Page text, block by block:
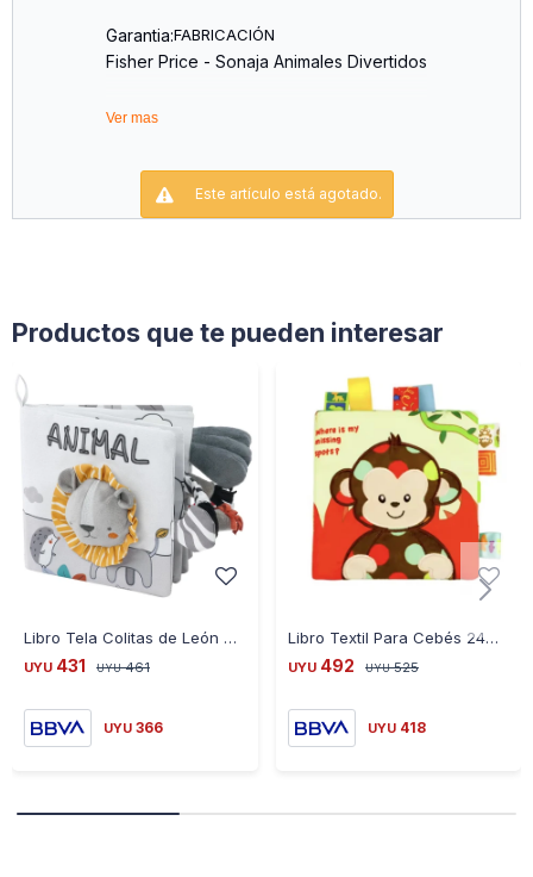
Garantia:FABRICACIÓN
Fisher Price - Sonaja Animales Divertidos
Ver mas
Este artículo está agotado.
Productos que te pueden interesar
Libro Tela Colitas de León para Bebé
UYU 431 UYU 461
UYU 366
Libro Textil Para Cebés 24QH04 Colores Y Patrones
UYU 492 UYU 525
UYU 418